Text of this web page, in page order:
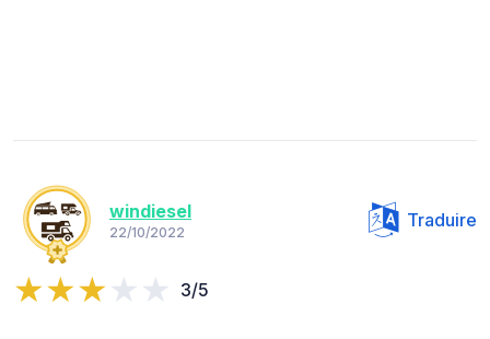
windiesel
22/10/2022
Traduire
3/5